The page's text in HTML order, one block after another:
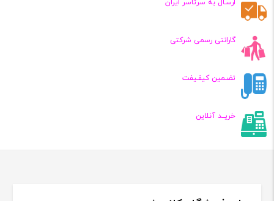
آیا قسطی هم هست
پاسخ :
سلام و ادب
نه متاسفانه ببخشید
ارسـال به سرتاسر ایران
گارانتی رسمی شرکتی
تضـمین کیفـیفت
خریــد آنلاین